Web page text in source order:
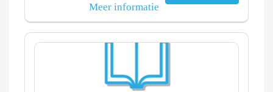
Meer informatie